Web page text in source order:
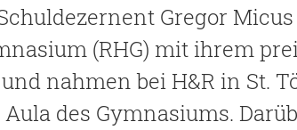
Gregor
(RHG) mit ihrem
nahmen bei H&R in St.
des Gymnasiums.